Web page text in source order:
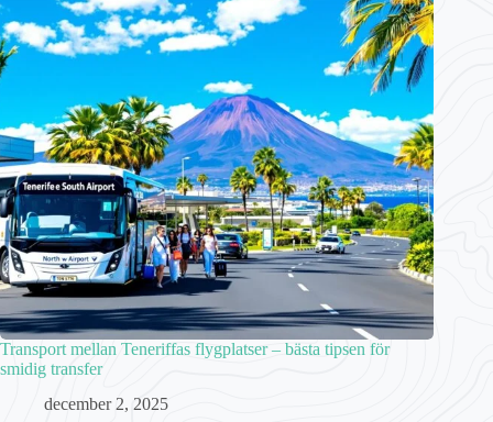
Transport mellan Teneriffas flygplatser – bästa tipsen för
smidig transfer
december 2, 2025